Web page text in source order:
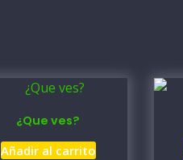
¿Que ves?
Añadir al carrito